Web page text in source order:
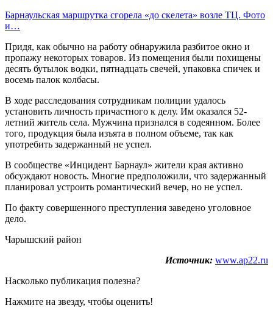
Барнаульская маршрутка сгорела «до скелета» возле ТЦ. Фото
и…
Придя, как обычно на работу обнаружила разбитое окно и
пропажу некоторых товаров. Из помещения были похищены
десять бутылок водки, пятнадцать свечей, упаковка спичек и
восемь палок колбасы.
В ходе расследования сотрудникам полиции удалось
установить личность причастного к делу. Им оказался 52-
летний житель села. Мужчина признался в содеянном. Более
того, продукция была изъята в полном объеме, так как
употребить задержанный не успел.
В сообществе «Инцидент Барнаул» жители края активно
обсуждают новость. Многие предположили, что задержанный
планировал устроить романтический вечер, но не успел.
По факту совершенного преступления заведено уголовное
дело.
Чарышский район
Источник: www.ap22.ru
Насколько публикация полезна?
Нажмите на звезду, чтобы оценить!